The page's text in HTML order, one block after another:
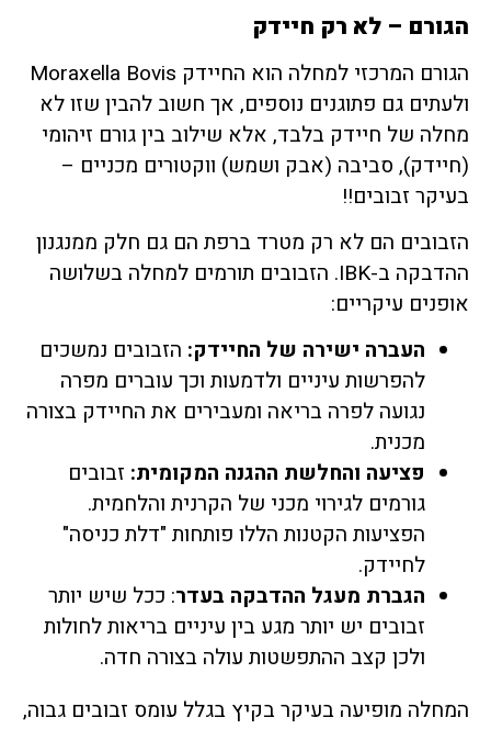
הגורם – לא רק חיידק
הגורם המרכזי למחלה הוא החיידק Moraxella Bovis
ולעתים גם פתוגנים נוספים, אך חשוב להבין שזו לא
מחלה של חיידק בלבד, אלא שילוב בין גורם זיהומי
(חיידק), סביבה (אבק ושמש) ווקטורים מכניים –
בעיקר זבובים!!
הזבובים הם לא רק מטרד ברפת הם גם חלק ממנגנון
ההדבקה ב-IBK. הזבובים תורמים למחלה בשלושה
אופנים עיקריים:
העברה ישירה של החיידק: הזבובים נמשכים
להפרשות עיניים ולדמעות וכך עוברים מפרה
נגועה לפרה בריאה ומעבירים את החיידק בצורה
מכנית.
פציעה והחלשת ההגנה המקומית: זבובים
גורמים לגירוי מכני של הקרנית והלחמית.
הפציעות הקטנות הללו פותחות "דלת כניסה"
לחיידק.
הגברת מעגל ההדבקה בעדר: ככל שיש יותר
זבובים יש יותר מגע בין עיניים בריאות לחולות
ולכן קצב ההתפשטות עולה בצורה חדה.
המחלה מופיעה בעיקר בקיץ בגלל עומס זבובים גבוה,